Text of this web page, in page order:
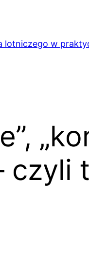
lotniczego w